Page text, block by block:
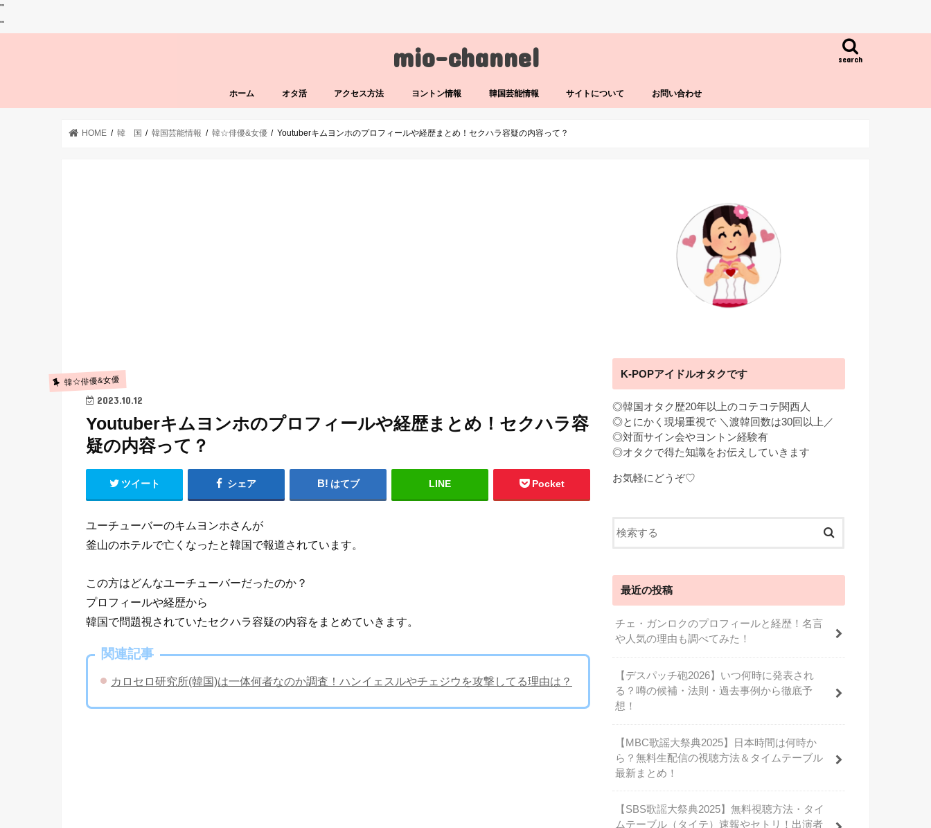
"
"
mio-channel search
ホーム オタ活 アクセス方法 ヨントン情報 韓国芸能情報 サイトについて お問い合わせ
HOME 韓 国 韓国芸能情報 韓☆俳優&女優 Youtuberキムヨンホのプロフィールや経歴まとめ！セクハラ容疑の内容って？
韓☆俳優&女優
2023.10.12
Youtuberキムヨンホのプロフィールや経歴まとめ！セクハラ容
疑の内容って？
ツイート シェア はてブ LINE Pocket
ユーチューバーのキムヨンホさんが
釜山のホテルで亡くなったと韓国で報道されています。
この方はどんなユーチューバーだったのか？
プロフィールや経歴から
韓国で問題視されていたセクハラ容疑の内容をまとめていきます。
関連記事
カロセロ研究所(韓国)は一体何者なのか調査！ハンイェスルやチェジウを攻撃してる理由は？
K-POPアイドルオタクです
◎韓国オタク歴20年以上のコテコテ関西人
◎とにかく現場重視で ＼渡韓回数は30回以上／
◎対面サイン会やヨントン経験有
◎オタクで得た知識をお伝えしていきます
お気軽にどうぞ♡
最近の投稿
チェ・ガンロクのプロフィールと経歴！名言
や人気の理由も調べてみた！
【デスパッチ砲2026】いつ何時に発表され
る？噂の候補・法則・過去事例から徹底予
想！
【MBC歌謡大祭典2025】日本時間は何時か
ら？無料生配信の視聴方法＆タイムテーブル
最新まとめ！
【SBS歌謡大祭典2025】無料視聴方法・タイ
ムテーブル（タイテ）速報やセトリ！出演者